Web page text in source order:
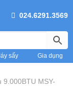
024.6291.3569
sấy Gia dụng
MSY-